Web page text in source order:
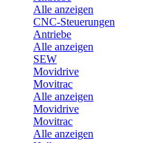
Alle anzeigen
CNC-Steuerungen
Antriebe
Alle anzeigen
SEW
Movidrive
Movitrac
Alle anzeigen
Movidrive
Movitrac
Alle anzeigen